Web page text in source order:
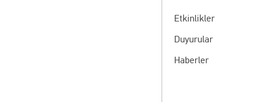
Etkinlikler
Duyurular
Haberler